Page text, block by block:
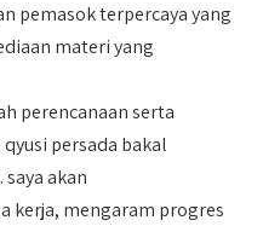
pemasok terpercaya yang
materi yang
perencanaan serta
persada bakal
akan
kerja, mengaram progres